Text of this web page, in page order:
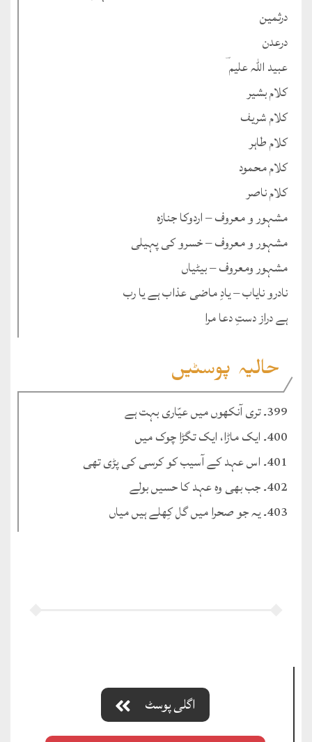
درثمین
درعدن
عبید اللہ علیم ؔ
کلام بشیر
کلام شریف
کلام طاہر
کلام محمود
کلام ناصر
مشہور و معروف – اردوکا جنازہ
مشہور و معروف – خسرو کی پہیلی
مشہور ومعروف – بیٹیاں
نادرو نایاب – یادِ ماضی عذاب ہے یا رب
ہے دراز دستِ دعا مرا
حالیہ پوسٹیں
399۔ تری آنکھوں میں عیّاری بہت ہے
400۔ ایک ماڑا، ایک تگڑا چوک میں
401۔ اس عہد کے آسیب کو کرسی کی پڑی تھی
402۔ جب بھی وہ عہد کا حسیں بولے
403۔ یہ جو صحرا میں گل کِھلے ہیں میاں
اگلی پوسٹ